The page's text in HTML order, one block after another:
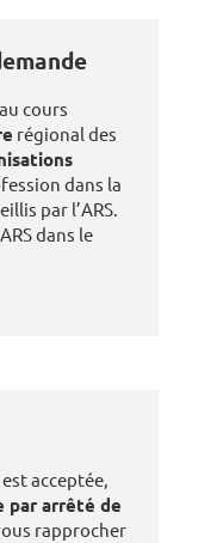
cours
régional des
dans la
par l’ARS.
dans le
acceptée,
par arrêté de
rapprocher